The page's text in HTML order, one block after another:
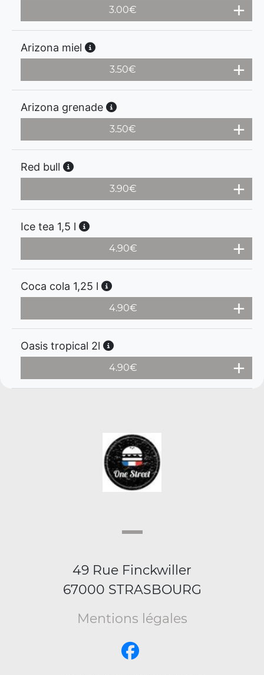
3.00€
Arizona miel
3.50€
Arizona grenade
3.50€
Red bull
3.90€
Ice tea 1,5 l
4.90€
Coca cola 1,25 l
4.90€
Oasis tropical 2l
4.90€
49 Rue Finckwiller
67000 STRASBOURG
Mentions légales